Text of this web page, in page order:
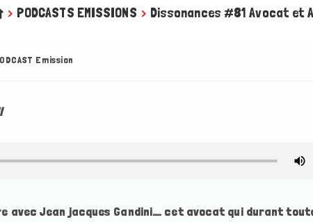
> PODCASTS EMISSIONS > Dissonances #81 Avocat et
Emission
avec Jean jacques Gandini…. cet avocat qui durant